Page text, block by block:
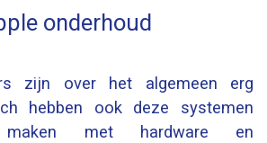
onderhoud
zijn over het algemeen erg
hebben ook deze systemen
met hardware en